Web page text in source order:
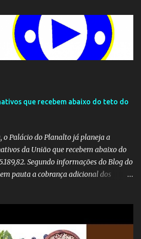
que recebem abaixo do teto do
o Palácio do Planalto já planeja a
da União que recebem abaixo do
Segundo informações do Blog do
pauta a cobrança adicional dos
Previdência Social também está sendo
que querem subir a taxa de